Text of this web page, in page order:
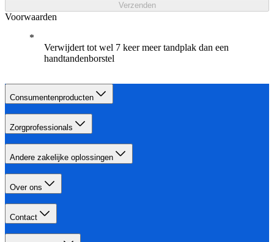
Verzenden
Voorwaarden
Verwijdert tot wel 7 keer meer tandplak dan een
handtandenborstel
Consumentenproducten
Zorgprofessionals
Andere zakelijke oplossingen
Over ons
Contact